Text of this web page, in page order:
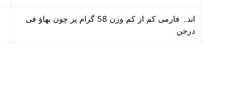
اندہ فارمی کم از کم وزن 58 گرام پر چون بھاؤ فی
درجن